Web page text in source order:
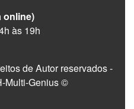
online)
às 19h
de Autor reservados -
Multi-Genius ©